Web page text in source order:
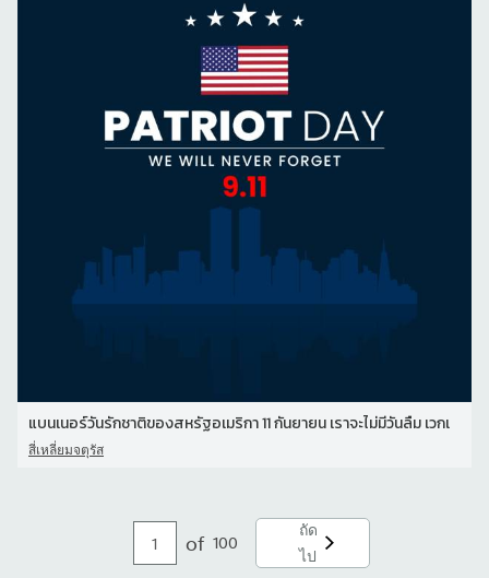
แบนเนอร์วันรักชาติของสหรัฐอเมริกา 11 กันยายน เราจะไม่มีวันลืม เวกเ
สี่เหลี่ยมจตุรัส
of 100
ถัด
ไป